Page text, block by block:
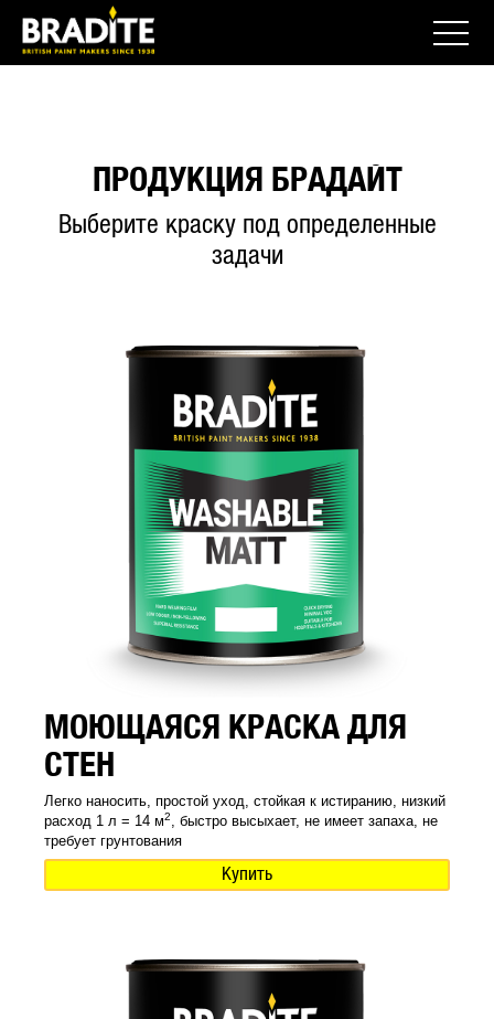
ПРОДУКЦИЯ БРАДАЙТ
Выберите краску под определенные
задачи
МОЮЩАЯСЯ КРАСКА ДЛЯ
СТЕН
Легко наносить, простой уход, стойкая к истиранию, низкий
расход 1 л = 14 м2
, быстро высыхает, не имеет запаха, не
требует грунтования
Купить